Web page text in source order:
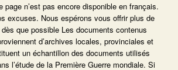
page n’est pas encore disponible en français.
excuses. Nous espérons vous offrir plus de
que possible Les documents contenus
d’archives locales, provinciales et
un échantillon des documents utilisés
l’étude de la Première Guerre mondiale. Si